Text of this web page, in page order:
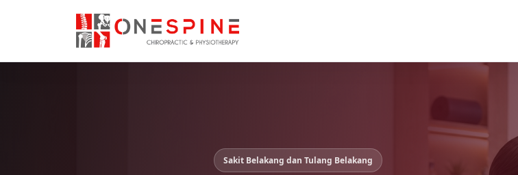
Sakit Belakang dan Tulang Belakang